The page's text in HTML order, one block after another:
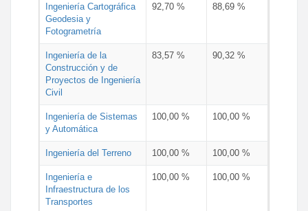
Ingeniería Cartográfica
Geodesia y
Fotogrametría
92,70 % 88,69 %
Ingeniería de la
Construcción y de
Proyectos de Ingeniería
Civil
83,57 % 90,32 %
Ingeniería de Sistemas
y Automática
100,00 % 100,00 %
Ingeniería del Terreno 100,00 % 100,00 %
Ingeniería e
Infraestructura de los
Transportes
100,00 % 100,00 %